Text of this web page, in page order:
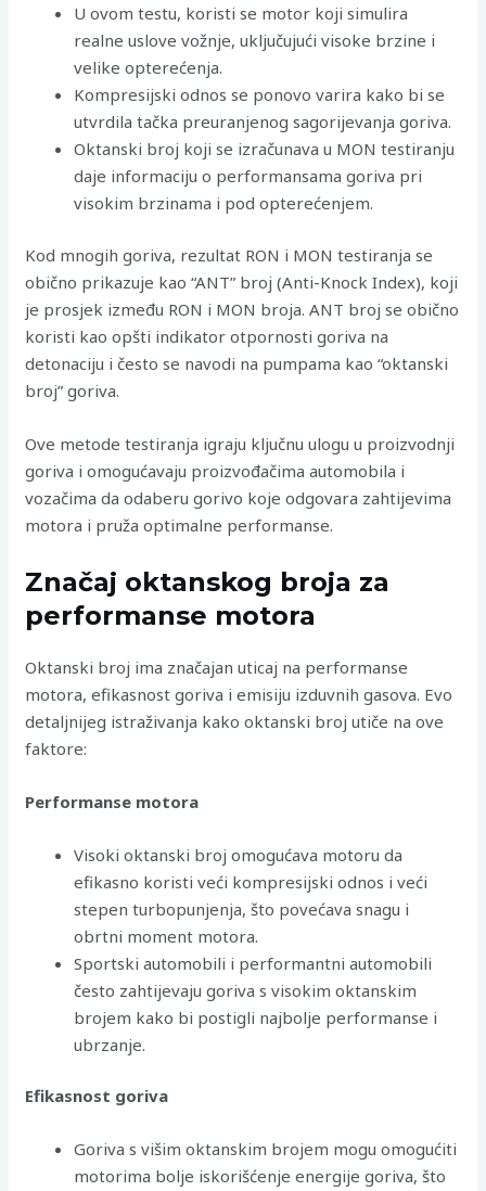
U ovom testu, koristi se motor koji simulira
realne uslove vožnje, uključujući visoke brzine i
velike opterećenja.
Kompresijski odnos se ponovo varira kako bi se
utvrdila tačka preuranjenog sagorijevanja goriva.
Oktanski broj koji se izračunava u MON testiranju
daje informaciju o performansama goriva pri
visokim brzinama i pod opterećenjem.
Kod mnogih goriva, rezultat RON i MON testiranja se
obično prikazuje kao “ANT” broj (Anti-Knock Index), koji
je prosjek između RON i MON broja. ANT broj se obično
koristi kao opšti indikator otpornosti goriva na
detonaciju i često se navodi na pumpama kao “oktanski
broj” goriva.
Ove metode testiranja igraju ključnu ulogu u proizvodnji
goriva i omogućavaju proizvođačima automobila i
vozačima da odaberu gorivo koje odgovara zahtijevima
motora i pruža optimalne performanse.
Značaj oktanskog broja za
performanse motora
Oktanski broj ima značajan uticaj na performanse
motora, efikasnost goriva i emisiju izduvnih gasova. Evo
detaljnijeg istraživanja kako oktanski broj utiče na ove
faktore:
Performanse motora
Visoki oktanski broj omogućava motoru da
efikasno koristi veći kompresijski odnos i veći
stepen turbopunjenja, što povećava snagu i
obrtni moment motora.
Sportski automobili i performantni automobili
često zahtijevaju goriva s visokim oktanskim
brojem kako bi postigli najbolje performanse i
ubrzanje.
Efikasnost goriva
Goriva s višim oktanskim brojem mogu omogućiti
motorima bolje iskorišćenje energije goriva, što